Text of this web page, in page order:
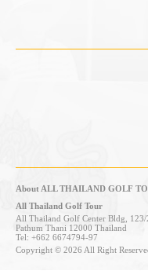
About ALL THAILAND GOLF
All Thailand Golf Tour
All Thailand Golf Center Bldg,
Pathum Thani 12000 Thailand
Tel: +662 6674794-97
Copyright © 2026 All Right